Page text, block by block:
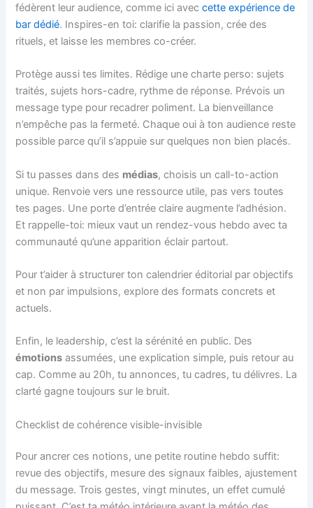
fédèrent leur audience, comme ici aveccette expérience de
bar dédié. Inspires-en toi: clarifie la passion, crée des
rituels, et laisse les membres co-créer.
Protège aussi tes limites. Rédige une charte perso: sujets
traités, sujets hors-cadre, rythme de réponse. Prévois un
message type pour recadrer poliment. La bienveillance
n’empêche pas la fermeté. Chaque oui à ton audience reste
possible parce qu’il s’appuie sur quelques non bien placés.
Si tu passes dans des médias, choisis un call-to-action
unique. Renvoie vers une ressource utile, pas vers toutes
tes pages. Une porte d’entrée claire augmente l’adhésion.
Et rappelle-toi: mieux vaut un rendez-vous hebdo avec ta
communauté qu’une apparition éclair partout.
Pour t’aider à structurer ton calendrier éditorial par objectifs
et non par impulsions, explore des formats concrets et
actuels.
Enfin, le leadership, c’est la sérénité en public. Des
émotions assumées, une explication simple, puis retour au
cap. Comme au 20h, tu annonces, tu cadres, tu délivres. La
clarté gagne toujours sur le bruit.
Checklist de cohérence visible-invisible
Pour ancrer ces notions, une petite routine hebdo suffit:
revue des objectifs, mesure des signaux faibles, ajustement
du message. Trois gestes, vingt minutes, un effet cumulé